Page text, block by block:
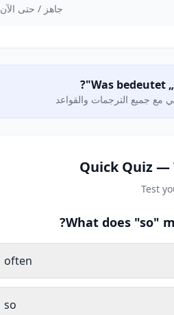
جاهز / حتى الآن
مع جميع الترجمات والقواعد
Quick Quiz —
Test
What does "so"
often
so